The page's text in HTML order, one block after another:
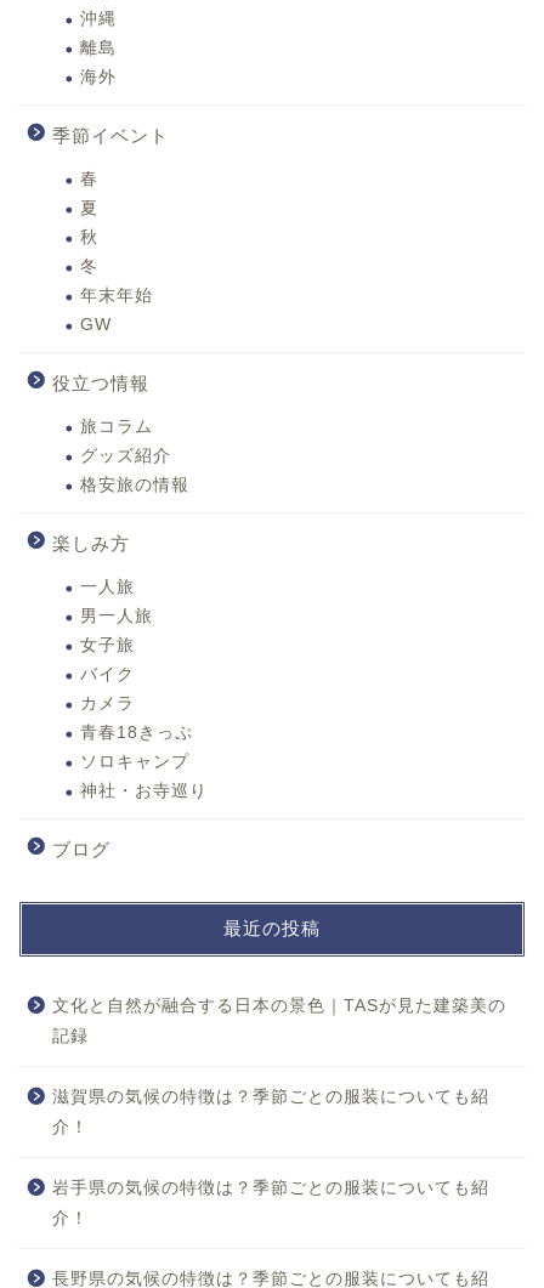
沖縄
離島
海外
季節イベント
春
夏
秋
冬
年末年始
GW
役立つ情報
旅コラム
グッズ紹介
格安旅の情報
楽しみ方
一人旅
男一人旅
女子旅
バイク
カメラ
青春18きっぷ
ソロキャンプ
神社・お寺巡り
ブログ
最近の投稿
文化と自然が融合する日本の景色｜TASが見た建築美の
記録
滋賀県の気候の特徴は？季節ごとの服装についても紹
介！
岩手県の気候の特徴は？季節ごとの服装についても紹
介！
長野県の気候の特徴は？季節ごとの服装についても紹
役立つ情報
楽しみ方